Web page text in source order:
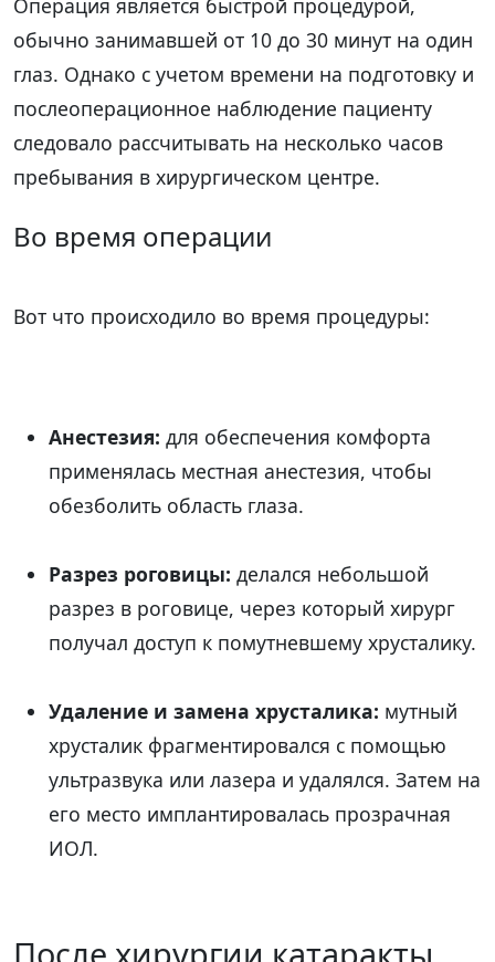
обычно занимавшей от 10 до 30 минут на один
глаз. Однако с учетом времени на подготовку и
послеоперационное наблюдение пациенту
следовало рассчитывать на несколько часов
пребывания в хирургическом центре.
Во время операции
Вот что происходило во время процедуры:
Анестезия: для обеспечения комфорта
применялась местная анестезия, чтобы
обезболить область глаза.
Разрез роговицы: делался небольшой
разрез в роговице, через который хирург
получал доступ к помутневшему хрусталику.
Удаление и замена хрусталика: мутный
хрусталик фрагментировался с помощью
ультразвука или лазера и удалялся. Затем на
его место имплантировалась прозрачная
ИОЛ.
После хирургии катаракты